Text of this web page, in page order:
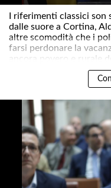
I riferimenti classici
dalle suore a Cortina,
altre scomodità che i
farsi perdonare la
ancora povero e rurale